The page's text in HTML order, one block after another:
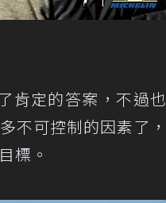
肯定的答案，不過也
不可控制的因素了，
標。